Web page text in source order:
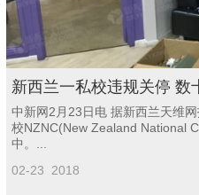
新西兰一私校违规关停 数
中新网2月23日电 据新西兰天维
校NZNC(New Zealand National
中。...
02-23 2018